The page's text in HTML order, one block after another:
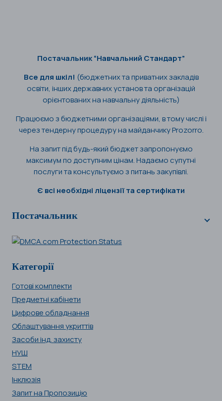
Постачальник “Навчальний Стандарт”
Все для шкіл! (бюджетних та приватних закладів
освіти, інших державних установ та організацій
орієнтованих на навчальну діяльність)
Працюємо з бюджетними організаціями, в тому числі і
через тендерну процедуру на майданчику Prozorro.
На запит під будь-який бюджет запропонуємо
максимум по доступним цінам. Надаємо супутні
послуги та консультуємо з питань закупівлі.
Є всі необхідні ліцензії та сертифікати
Постачальник
Категорії
Готові комплекти
Предметні кабінети
Цифрове обладнання
Облаштування укриттів
Засоби інд. захисту
НУШ
STEM
Інклюзія
Запит на Пропозицію